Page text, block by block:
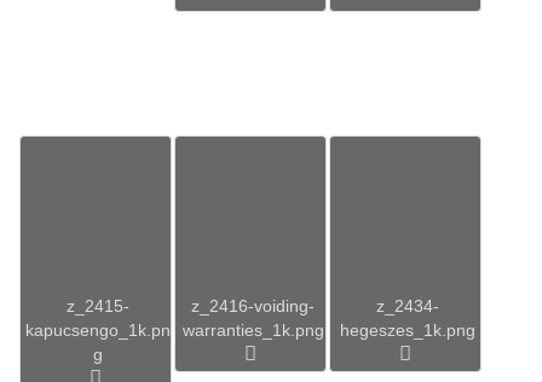
z_2415-
kapucsengo_1k.pn
g
z_2416-voiding-
warranties_1k.png
z_2434-
hegeszes_1k.png